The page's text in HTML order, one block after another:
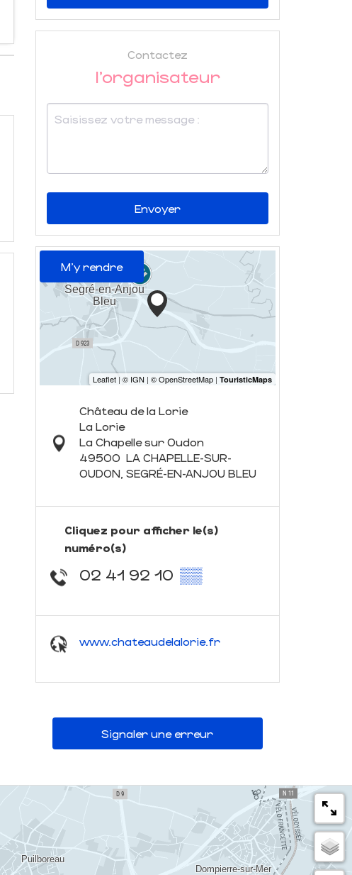
Contactez
l'organisateur
Envoyer
M'y rendre
Château de la Lorie
La Lorie
La Chapelle sur Oudon
49500 LA CHAPELLE-SUR-
OUDON, SEGRÉ-EN-ANJOU BLEU
Cliquez pour afficher le(s)
numéro(s)
02 41 92 10 ▒▒
www.chateaudelalorie.fr
Signaler une erreur